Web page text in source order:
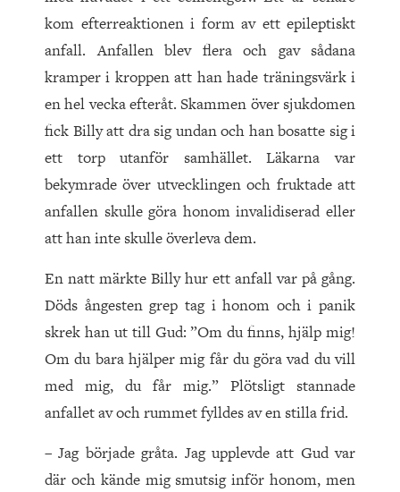
kom efterreaktionen i form av ett epileptiskt
anfall. Anfallen blev flera och gav sådana
kramper i kroppen att han hade träningsvärk i
en hel vecka efteråt. Skammen över sjukdomen
fick Billy att dra sig undan och han bosatte sig i
ett torp utanför samhället. Läkarna var
bekymrade över utvecklingen och fruktade att
anfallen skulle göra honom invalidiserad eller
att han inte skulle överleva dem.
En natt märkte Billy hur ett anfall var på gång.
Döds ångesten grep tag i honom och i panik
skrek han ut till Gud: ”Om du finns, hjälp mig!
Om du bara hjälper mig får du göra vad du vill
med mig, du får mig.” Plötsligt stannade
anfallet av och rummet fylldes av en stilla frid.
– Jag började gråta. Jag upplevde att Gud var
där och kände mig smutsig inför honom, men